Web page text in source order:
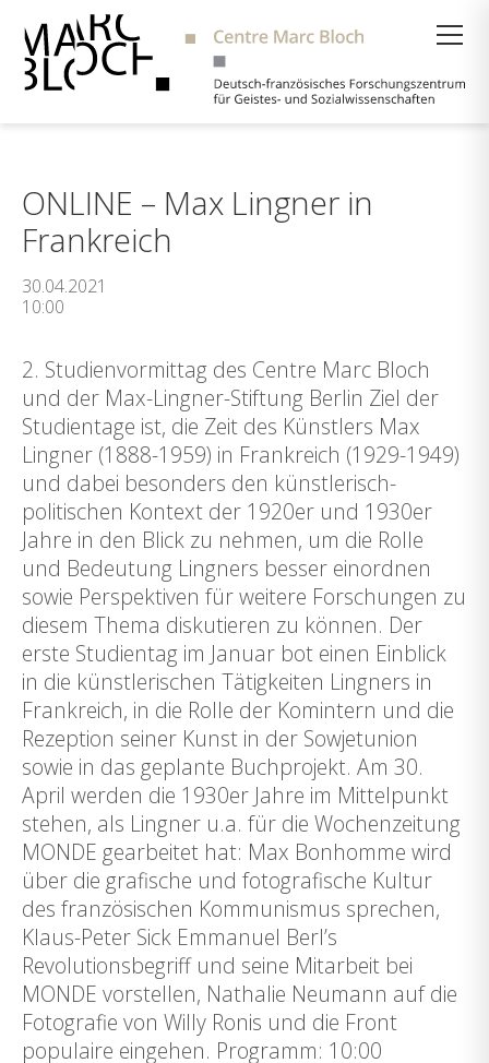
ONLINE – Max Lingner in
Frankreich
30.04.2021
10:00
2. Studienvormittag des Centre Marc Bloch
und der Max-Lingner-Stiftung Berlin Ziel der
Studientage ist, die Zeit des Künstlers Max
Lingner (1888-1959) in Frankreich (1929-1949)
und dabei besonders den künstlerisch-
politischen Kontext der 1920er und 1930er
Jahre in den Blick zu nehmen, um die Rolle
und Bedeutung Lingners besser einordnen
sowie Perspektiven für weitere Forschungen zu
diesem Thema diskutieren zu können. Der
erste Studientag im Januar bot einen Einblick
in die künstlerischen Tätigkeiten Lingners in
Frankreich, in die Rolle der Komintern und die
Rezeption seiner Kunst in der Sowjetunion
sowie in das geplante Buchprojekt. Am 30.
April werden die 1930er Jahre im Mittelpunkt
stehen, als Lingner u.a. für die Wochenzeitung
MONDE gearbeitet hat: Max Bonhomme wird
über die grafische und fotografische Kultur
des französischen Kommunismus sprechen,
Klaus-Peter Sick Emmanuel Berl’s
Revolutionsbegriff und seine Mitarbeit bei
MONDE vorstellen, Nathalie Neumann auf die
Fotografie von Willy Ronis und die Front
populaire eingehen. Programm: 10:00